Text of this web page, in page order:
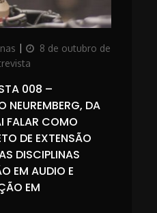
Posted
on
8 de outubro de
008 –
NEUREMBERG, DA
FALAR COMO
DE EXTENSÃO
DISCIPLINAS
EM AUDIO E
EM